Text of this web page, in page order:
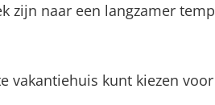
zijn naar een langzamer
vakantiehuis kunt kiezen